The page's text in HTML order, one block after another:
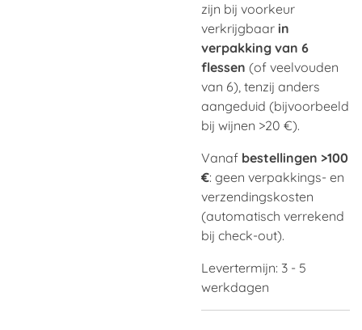
zijn bij voorkeur
verkrijgbaar in
verpakking van 6
flessen (of veelvouden
van 6), tenzij anders
aangeduid (bijvoorbeeld
bij wijnen >20 €).
Vanaf bestellingen >100
€: geen verpakkings- en
verzendingskosten
(automatisch verrekend
bij check-out).
Levertermijn: 3 - 5
werkdagen